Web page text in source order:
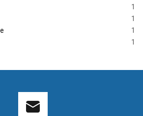
1
1
1
1